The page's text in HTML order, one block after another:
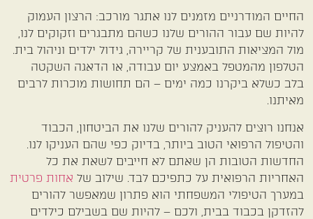
החיים המודרניים מזמנים לנו אתגר מורכב: הרצון העמוק
להיות שם עבור ההורים שלנו כשהם מתבגרים וזקוקים לנו,
מול המציאות התובענית של קריירה, גידול ילדים וניהול בית.
הטלפון מהמטפל באמצע יום עבודה, או הדאגה השקטה
בלב כשלא ביקרנו כמה ימים – הם תחושות מוכרות לרבים
מאיתנו.
אנחנו רוצים להעניק להורים שלנו את הביטחון, הכבוד
והטיפול הרפואי הטוב ביותר, בדיוק כפי שהם העניקו לנו.
החדשות הטובות הן שאתם לא חייבים לשאת את כל
האחריות הרפואית על כתפיכם לבד. שילוב של אחות פרטית
במערך הטיפולי המשפחתי הוא פתרון שמאפשר להורים
להזדקן בכבוד בבית, ולכם – להיות שם בשבילם כילדים